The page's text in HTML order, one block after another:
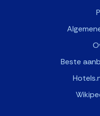
Beste